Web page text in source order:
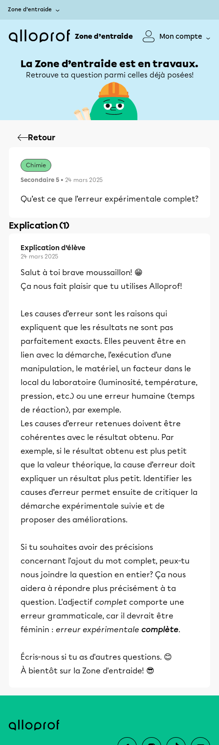
Zone d’entraide
Zone d’entraide Mon compte
La Zone d’entraide est en travaux.
Retrouve ta question parmi celles déjà posées!
Retour
Chimie
Secondaire 5 • 24 mars 2025
Qu’est ce que l’erreur expérimentale complet?
Explication (1)
Explication d’élève
24 mars 2025
Salut à toi brave moussaillon! 😁
Ça nous fait plaisir que tu utilises Alloprof!
Les causes d’erreur sont les raisons qui
expliquent que les résultats ne sont pas
parfaitement exacts. Elles peuvent être en
lien avec la démarche, l’exécution d’une
manipulation, le matériel, un facteur dans le
local du laboratoire (luminosité, température,
pression, etc.) ou une erreur humaine (temps
de réaction), par exemple.
Les causes d’erreur retenues doivent être
cohérentes avec le résultat obtenu. Par
exemple, si le résultat obtenu est plus petit
que la valeur théorique, la cause d’erreur doit
expliquer un résultat plus petit. Identifier les
causes d’erreur permet ensuite de critiquer la
démarche expérimentale suivie et de
proposer des améliorations.
Si tu souhaites avoir des précisions
concernant l'ajout du mot complet, peux-tu
nous joindre la question en entier? Ça nous
aidera à répondre plus précisément à ta
question. L'adjectif complet comporte une
erreur grammaticale, car il devrait être
féminin : erreur expérimentale complète.
Écris-nous si tu as d'autres questions. 😊
À bientôt sur la Zone d'entraide! 😎